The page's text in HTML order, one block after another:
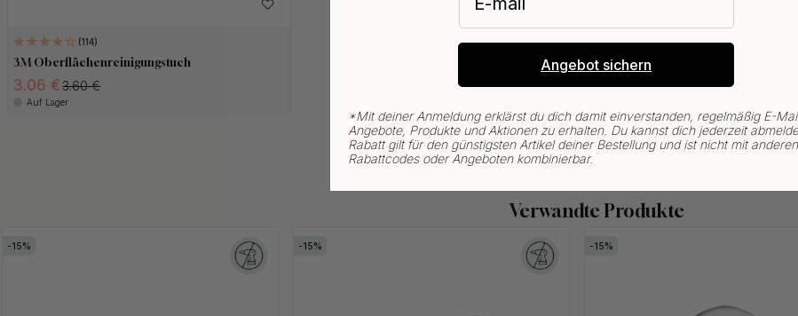
114
3M Oberflächenreinigungstuch
3.06 € 3.60 €
Auf Lager
Verwandte Produkte
15 15 15
Angebot sichern
*Mit deiner Anmeldung erklärst du dich damit einverstanden, regelmäßig E-
Angebote, Produkte und Aktionen zu erhalten. Du kannst dich jederzeit
Rabatt gilt für den günstigsten Artikel deiner Bestellung und ist nicht mit anderen
Rabattcodes oder Angeboten kombinierbar.